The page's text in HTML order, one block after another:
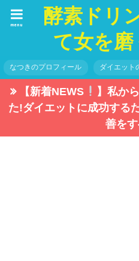
酵素ドリ
て女を
menu
なつきのプロフィール ダイエット
【新着NEWS
】私か
た!ダイエットに成功する
善を